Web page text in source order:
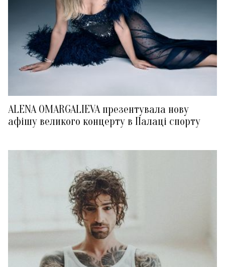
ALENA OMARGALIEVA презентувала нову
афішу великого концерту в Палаці спорту